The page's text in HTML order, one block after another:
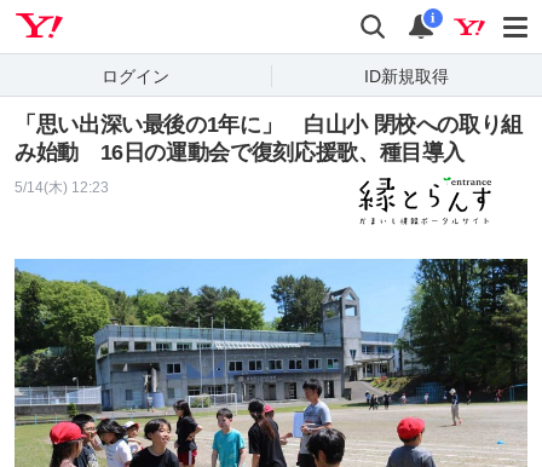
検索 通知
i
ログイン ID新規取得
「思い出深い最後の1年に」 白山小 閉校への取り組
み始動 16日の運動会で復刻応援歌、種目導入
5/14(木) 12:23